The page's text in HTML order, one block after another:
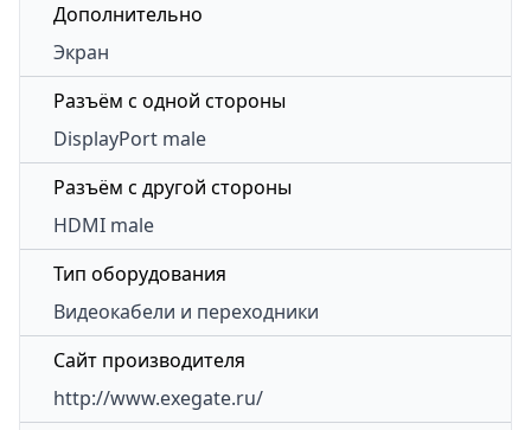
Дополнительно
Экран
Разъём с одной стороны
DisplayPort male
Разъём с другой стороны
HDMI male
Тип оборудования
Видеокабели и переходники
Сайт производителя
http://www.exegate.ru/